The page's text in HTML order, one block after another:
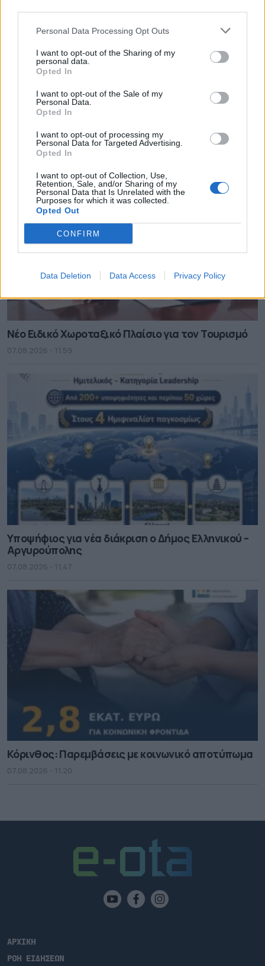
Personal Data Processing Opt Outs
I want to opt-out of the Sharing of my
personal data.
Opted In
I want to opt-out of the Sale of my
Personal Data.
Opted In
I want to opt-out of processing my
Personal Data for Targeted Advertising.
Opted In
I want to opt-out of Collection, Use,
Retention, Sale, and/or Sharing of my
Personal Data that Is Unrelated with the
Purposes for which it was collected.
Opted Out
CONFIRM
Data Deletion Data Access Privacy Policy
Λειτουργία κλιματιζόμενου χώρου στον Πειραιά
λόγω καύσωνα
07.08.2026 - 12.01
Νέο Ειδικό Χωροταξικό Πλαίσιο για τον Τουρισμό
07.08.2026 - 11.59
Υποψήφιος για νέα διάκριση ο Δήμος Ελληνικού –
Αργυρούπολης
07.08.2026 - 11.47
Κόρινθος: Παρεμβάσεις με κοινωνικό αποτύπωμα
07.08.2026 - 11.20
ΑΡΧΙΚΗ
ΡΟΗ ΕΙΔΗΣΕΩΝ